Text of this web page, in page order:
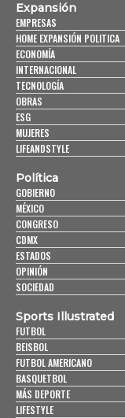
Expansión
EMPRESAS
HOME EXPANSIÓN POLITICA
ECONOMÍA
INTERNACIONAL
TECNOLOGÍA
OBRAS
ESG
MUJERES
LIFEANDSTYLE
Política
GOBIERNO
MÉXICO
CONGRESO
CDMX
ESTADOS
OPINIÓN
SOCIEDAD
Sports Illustrated
FUTBOL
BEISBOL
FUTBOL AMERICANO
BASQUETBOL
MÁS DEPORTE
LIFESTYLE